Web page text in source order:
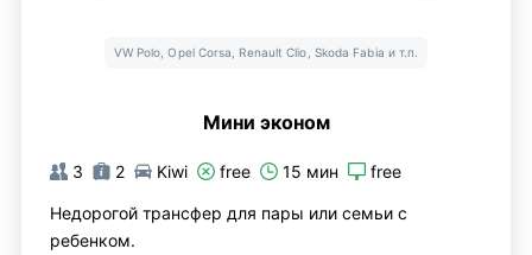
VW Polo, Opel Corsa, Renault Clio, Skoda Fabia и т.п.
Мини эконом
3 2 Kiwi free 15 мин free
Недорогой трансфер для пары или семьи с
ребенком.